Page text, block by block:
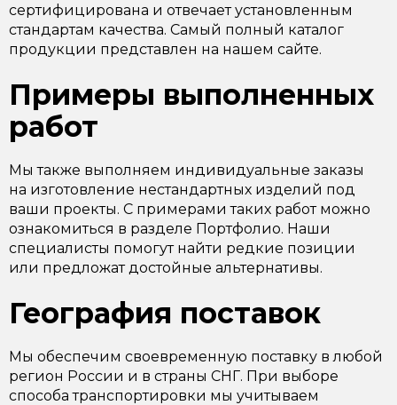
сертифицирована и отвечает установленным
стандартам качества. Самый полный каталог
продукции представлен на нашем сайте.
Примеры выполненных
работ
Мы также выполняем индивидуальные заказы
на изготовление нестандартных изделий под
ваши проекты. С примерами таких работ можно
ознакомиться в разделе Портфолио. Наши
специалисты помогут найти редкие позиции
или предложат достойные альтернативы.
География поставок
Мы обеспечим своевременную поставку в любой
регион России и в страны СНГ. При выборе
способа транспортировки мы учитываем